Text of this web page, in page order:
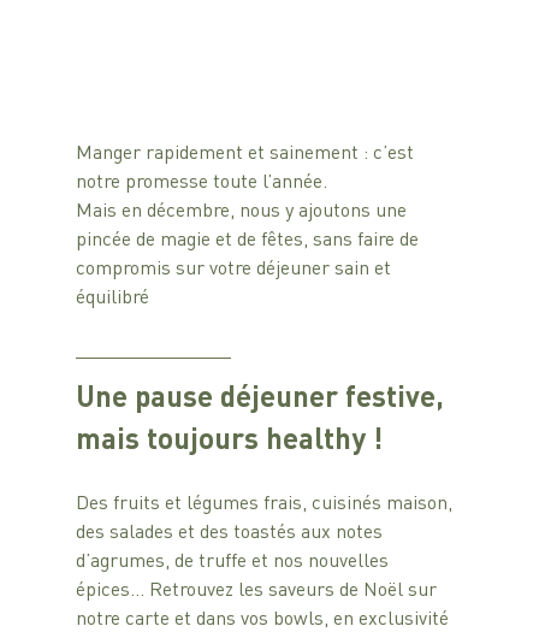
Manger rapidement et sainement : c’est
notre promesse toute l’année.
Mais en décembre, nous y ajoutons une
pincée de magie et de fêtes, sans faire de
compromis sur votre déjeuner sain et
équilibré
Une pause déjeuner festive,
mais toujours healthy !
Des fruits et légumes frais, cuisinés maison,
des salades et des toastés aux notes
d’agrumes, de truffe et nos nouvelles
épices… Retrouvez les saveurs de Noël sur
notre carte et dans vos bowls, en exclusivité